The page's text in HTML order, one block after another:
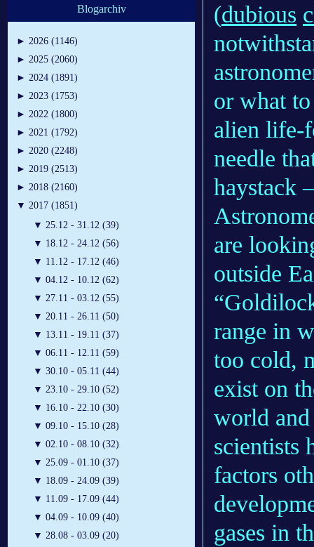
Blogarchiv
► 2026 (1146)
► 2025 (2060)
► 2024 (1891)
► 2023 (1753)
► 2022 (1800)
► 2021 (1792)
► 2020 (2248)
► 2019 (2513)
► 2018 (2160)
▼ 2017 (1851)
▼ 25.12 - 31.12 (39)
▼ 18.12 - 24.12 (56)
▼ 11.12 - 17.12 (46)
▼ 04.12 - 10.12 (62)
▼ 27.11 - 03.12 (55)
▼ 20.11 - 26.11 (50)
▼ 13.11 - 19.11 (37)
▼ 06.11 - 12.11 (59)
▼ 30.10 - 05.11 (44)
▼ 23.10 - 29.10 (52)
▼ 16.10 - 22.10 (30)
▼ 09.10 - 15.10 (28)
▼ 02.10 - 08.10 (32)
▼ 25.09 - 01.10 (37)
▼ 18.09 - 24.09 (39)
▼ 11.09 - 17.09 (44)
▼ 04.09 - 10.09 (40)
▼ 28.08 - 03.09 (20)
(dubious
or what
alien life-
needle
haystack
are
outside
range in
too cold,
exist on
world and
scientists
factors
gases in